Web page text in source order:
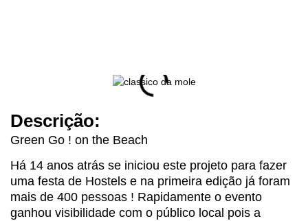
Descrição:
Green Go ! on the Beach
Há 14 anos atrás se iniciou este projeto para fazer
uma festa de Hostels e na primeira edição já foram
mais de 400 pessoas ! Rapidamente o evento
ganhou visibilidade com o público local pois a